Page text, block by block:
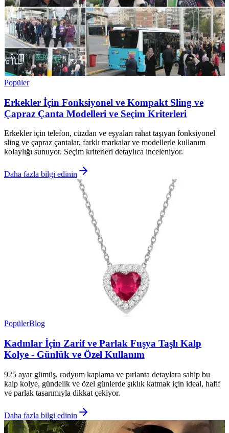
Popüler
Erkekler İçin Fonksiyonel ve Kompakt Sling ve
Çapraz Çanta Modelleri ve Seçim Kriterleri
Erkekler için telefon, cüzdan ve eşyaları rahat taşıyan fonksiyonel
sling ve çapraz çantalar, farklı markalar ve modellerle kullanım
kolaylığı sunuyor. Seçim kriterleri detaylıca inceleniyor.
Daha fazla bilgi edinin
PopülerBlog
Kadınlar İçin Zarif ve Parlak Fuşya Taşlı Kalp
Kolye - Günlük ve Özel Kullanım
925 ayar gümüş, rodyum kaplama ve pırlanta detaylara sahip bu
kalp kolye, gündelik ve özel günlerde şıklık katmak için ideal, hafif
ve parlak tasarımıyla dikkat çekiyor.
Daha fazla bilgi edinin